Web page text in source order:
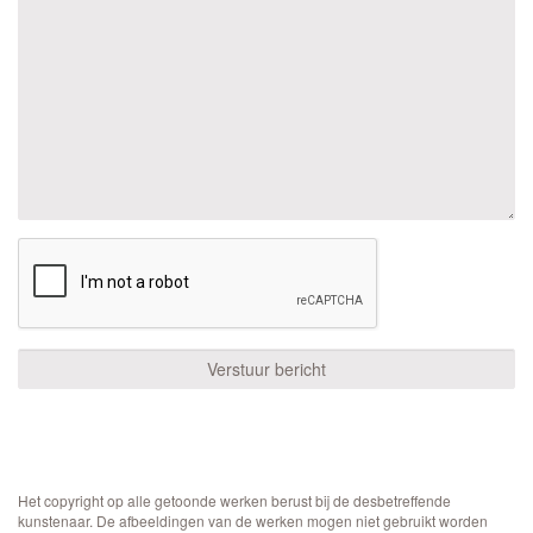
Het copyright op alle getoonde werken berust bij de desbetreffende
kunstenaar. De afbeeldingen van de werken mogen niet gebruikt worden